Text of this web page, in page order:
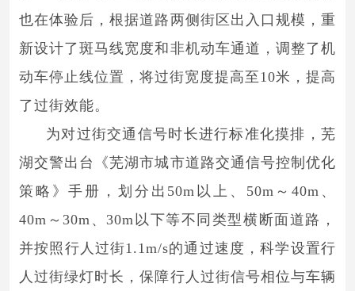
也在体验后，根据道路两侧街区出入口规模，重
新设计了斑马线宽度和非机动车通道，调整了机
动车停止线位置，将过街宽度提高至10米，提高
了过街效能。
为对过街交通信号时长进行标准化摸排，芜
湖交警出台《芜湖市城市道路交通信号控制优化
策略》手册，划分出50m以上、50m～40m、
40m～30m、30m以下等不同类型横断面道路，
并按照行人过街1.1m/s的通过速度，科学设置行
人过街绿灯时长，保障行人过街信号相位与车辆